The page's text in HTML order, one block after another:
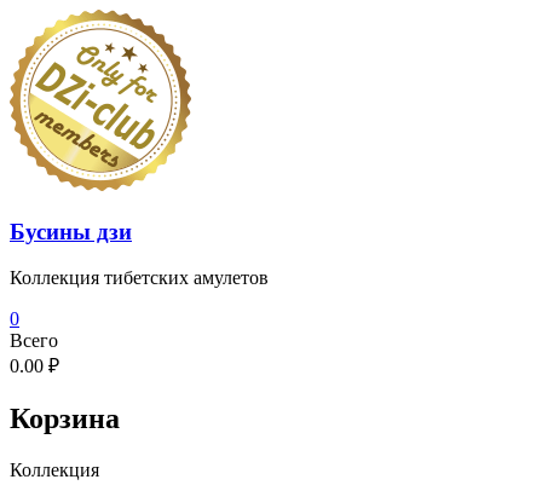
Перейти
содержимому
Бусины дзи
Коллекция тибетских амулетов
0
Всего
0.00 ₽
Корзина
Коллекция